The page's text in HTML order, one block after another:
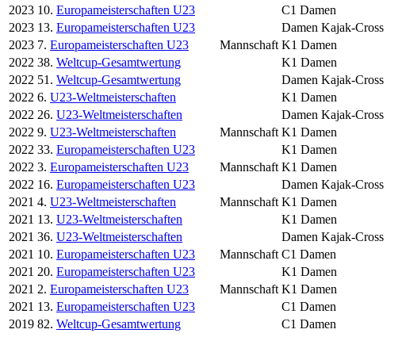
2023 10. Europameisterschaften U23
C1 Damen
2023 13. Europameisterschaften U23
Damen Kajak-Cross
2023 7. Europameisterschaften U23 Mannschaft K1 Damen
2022 38. Weltcup-Gesamtwertung
K1 Damen
2022 51. Weltcup-Gesamtwertung
Damen Kajak-Cross
2022 6. U23-Weltmeisterschaften
K1 Damen
2022 26. U23-Weltmeisterschaften
Damen Kajak-Cross
2022 9. U23-Weltmeisterschaften Mannschaft K1 Damen
2022 33. Europameisterschaften U23
K1 Damen
2022 3. Europameisterschaften U23 Mannschaft K1 Damen
2022 16. Europameisterschaften U23
Damen Kajak-Cross
2021 4. U23-Weltmeisterschaften Mannschaft K1 Damen
2021 13. U23-Weltmeisterschaften
K1 Damen
2021 36. U23-Weltmeisterschaften
Damen Kajak-Cross
2021 10. Europameisterschaften U23 Mannschaft C1 Damen
2021 20. Europameisterschaften U23
K1 Damen
2021 2. Europameisterschaften U23 Mannschaft K1 Damen
2021 13. Europameisterschaften U23
C1 Damen
2019 82. Weltcup-Gesamtwertung
C1 Damen